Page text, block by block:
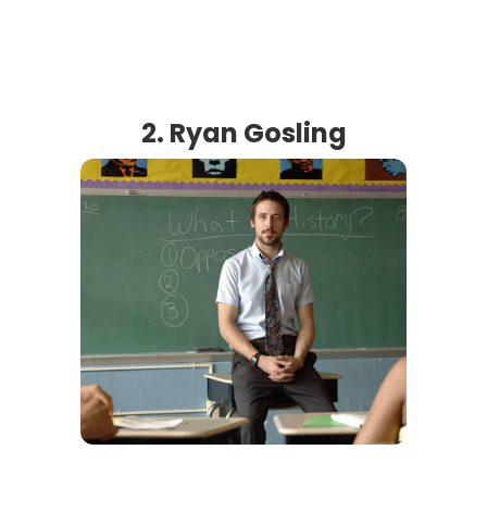
2. Ryan Gosling